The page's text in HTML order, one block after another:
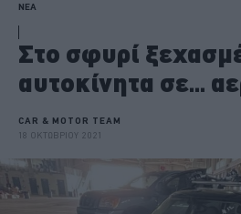
ΝΕΑ
Στο σφυρί
αυτοκίνητα σε...
CAR & MOTOR TEAM
18 ΟΚΤΩΒΡΙΟΥ 2021